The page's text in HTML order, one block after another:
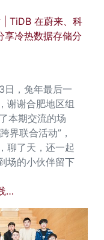
| TiDB 在蔚来、科
享冷热数据存储分
日，兔年最后一
谢谢合肥地区组
本期交流的场
界联合活动”，
聊了天，还一起
场的小伙伴留下
…